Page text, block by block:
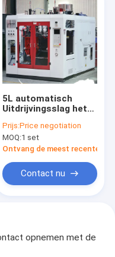
5L automatisch
Uitdrijvingsslag het
Machinehoog
rendement voor
Jerrycancontainer
Prijs:Price negotiation
MOQ:1 set
Ontvang de meest recente
Contact nu
opnemen met de